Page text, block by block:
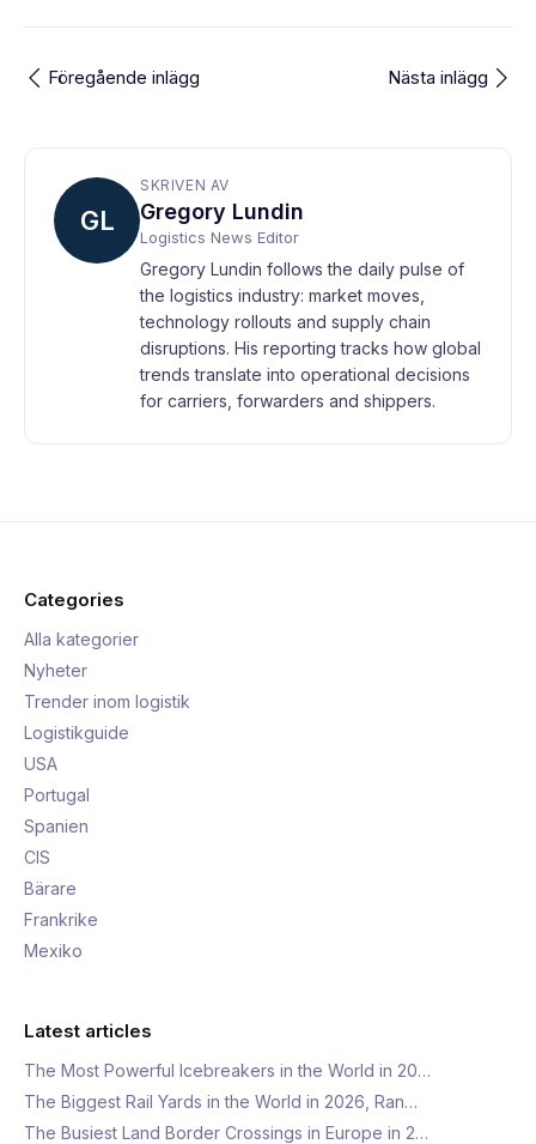
Föregående inlägg Nästa inlägg
GL
SKRIVEN AV
Gregory Lundin
Logistics News Editor
Gregory Lundin follows the daily pulse of
the logistics industry: market moves,
technology rollouts and supply chain
disruptions. His reporting tracks how global
trends translate into operational decisions
for carriers, forwarders and shippers.
Categories
Alla kategorier
Nyheter
Trender inom logistik
Logistikguide
USA
Portugal
Spanien
CIS
Bärare
Frankrike
Mexiko
Latest articles
The Most Powerful Icebreakers in the World in 20…
The Biggest Rail Yards in the World in 2026, Ran…
The Busiest Land Border Crossings in Europe in 2…